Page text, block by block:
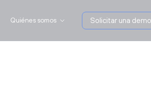
Quiénes somos Solicitar una